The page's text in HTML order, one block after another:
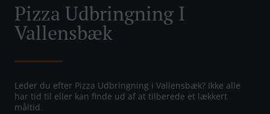
Pizza Udbringning I
Vallensbæk
Leder du efter Pizza Udbringning i Vallensbæk? Ikke alle
har tid til eller kan finde ud af at tilberede et lækkert
måltid.